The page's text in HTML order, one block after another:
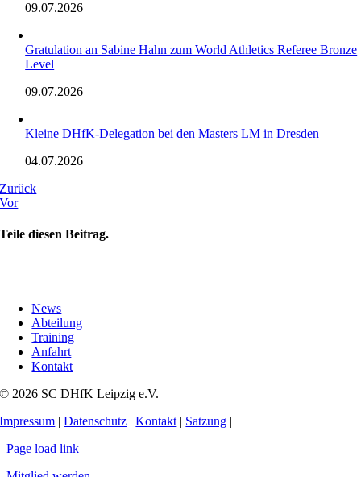
09.07.2026
Gratulation an Sabine Hahn zum World Athletics Referee Bronze
Level
09.07.2026
Kleine DHfK-Delegation bei den Masters LM in Dresden
04.07.2026
Zurück
Vor
Teile diesen Beitrag.
News
Abteilung
Training
Anfahrt
Kontakt
© 2026 SC DHfK Leipzig e.V.
Impressum |Datenschutz |Kontakt | Satzung |
Page load link